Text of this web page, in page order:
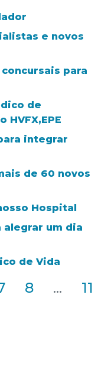
e novos
para
de
integrar
de 60 novos
Hospital
alegrar um dia
de Vida
8 ... 11